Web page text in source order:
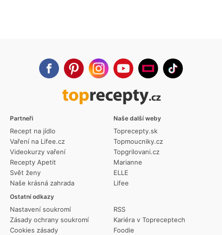
Partneři
Recept na jídlo
Vaření na Lifee.cz
Videokurzy vaření
Recepty Apetit
Svět ženy
Naše krásná zahrada
Ostatní odkazy
Nastavení soukromí
Zásady ochrany soukromí
Cookies zásady
RSS
Kariéra v Topreceptech
Foodie
Naše další weby
Toprecepty.sk
Topmoucniky.cz
Topgrilovani.cz
Marianne
ELLE
Lifee